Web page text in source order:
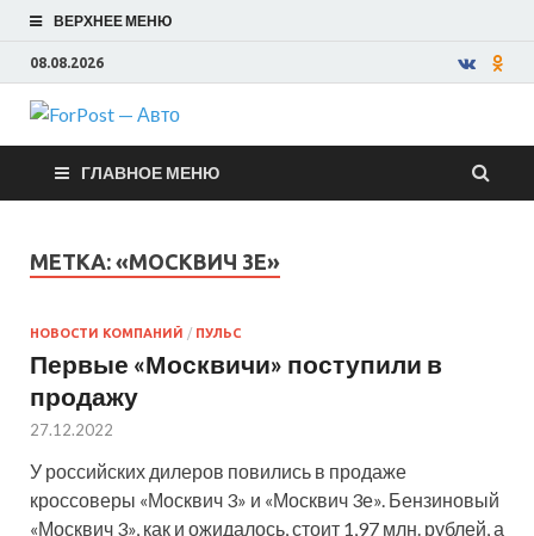
ВЕРХНЕЕ МЕНЮ
08.08.2026
ForPost —
Авто
ГЛАВНОЕ МЕНЮ
МЕТКА: «МОСКВИЧ 3Е»
НОВОСТИ КОМПАНИЙ / ПУЛЬС
Первые «Москвичи» поступили в
продажу
27.12.2022
У российских дилеров повились в продаже
кроссоверы «Москвич 3» и «Москвич 3е». Бензиновый
«Москвич 3», как и ожидалось, стоит 1,97 млн. рублей, а